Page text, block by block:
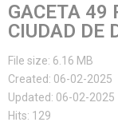
GACETA 49
CIUDAD DE
File size: 6.16 MB
Created: 06-02-2025
Updated: 06-02-2025
Hits: 129